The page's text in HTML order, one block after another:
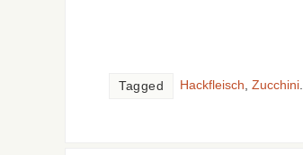
Tagged Hackfleisch Zucchini